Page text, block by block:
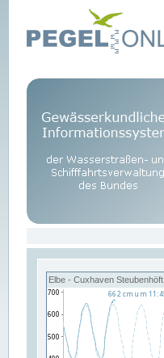
Elbe - Cuxhaven Steubenhöft